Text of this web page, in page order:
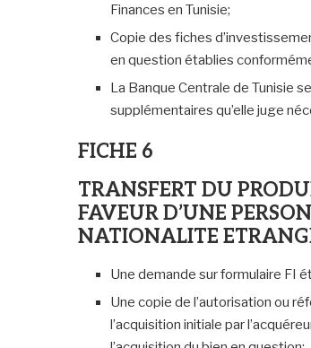
Finances en Tunisie;
Copie des fiches
en question établies
La Banque Centrale de Tunisie
supplémentaires qu’elle juge
FICHE 6
TRANSFERT DU
FAVEUR D’UNE
NATIONALITE
Une demande sur formulaire FI
Une copie de l’autorisation ou
l’acquisition initiale par